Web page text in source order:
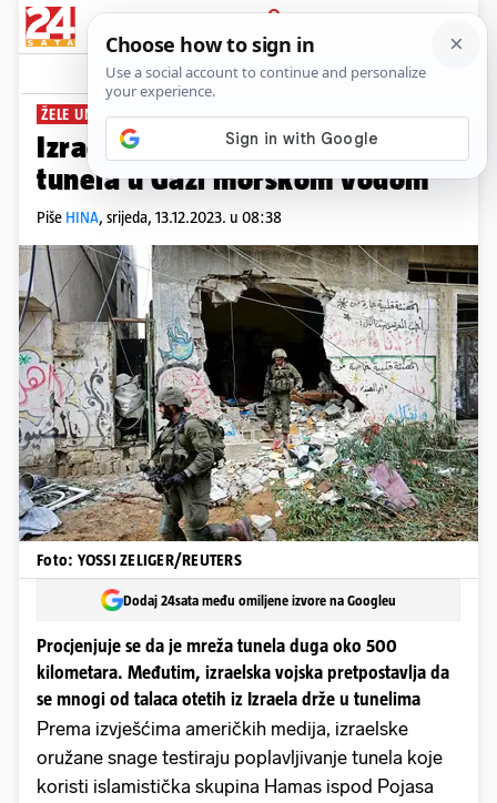
PRIJAVA
News Komentari
ŽELE UNIŠTITI TUNELE
Izraelci testiraju poplavljivanje
tunela u Gazi morskom vodom
Piše HINA, srijeda, 13.12.2023. u 08:38
Foto: YOSSI ZELIGER/REUTERS
Dodaj 24sata među omiljene izvore na Googleu
Procjenjuje se da je mreža tunela duga oko 500
kilometara. Međutim, izraelska vojska pretpostavlja da
se mnogi od talaca otetih iz Izraela drže u tunelima
Prema izvješćima američkih medija, izraelske
oružane snage testiraju poplavljivanje tunela koje
koristi islamistička skupina Hamas ispod Pojasa